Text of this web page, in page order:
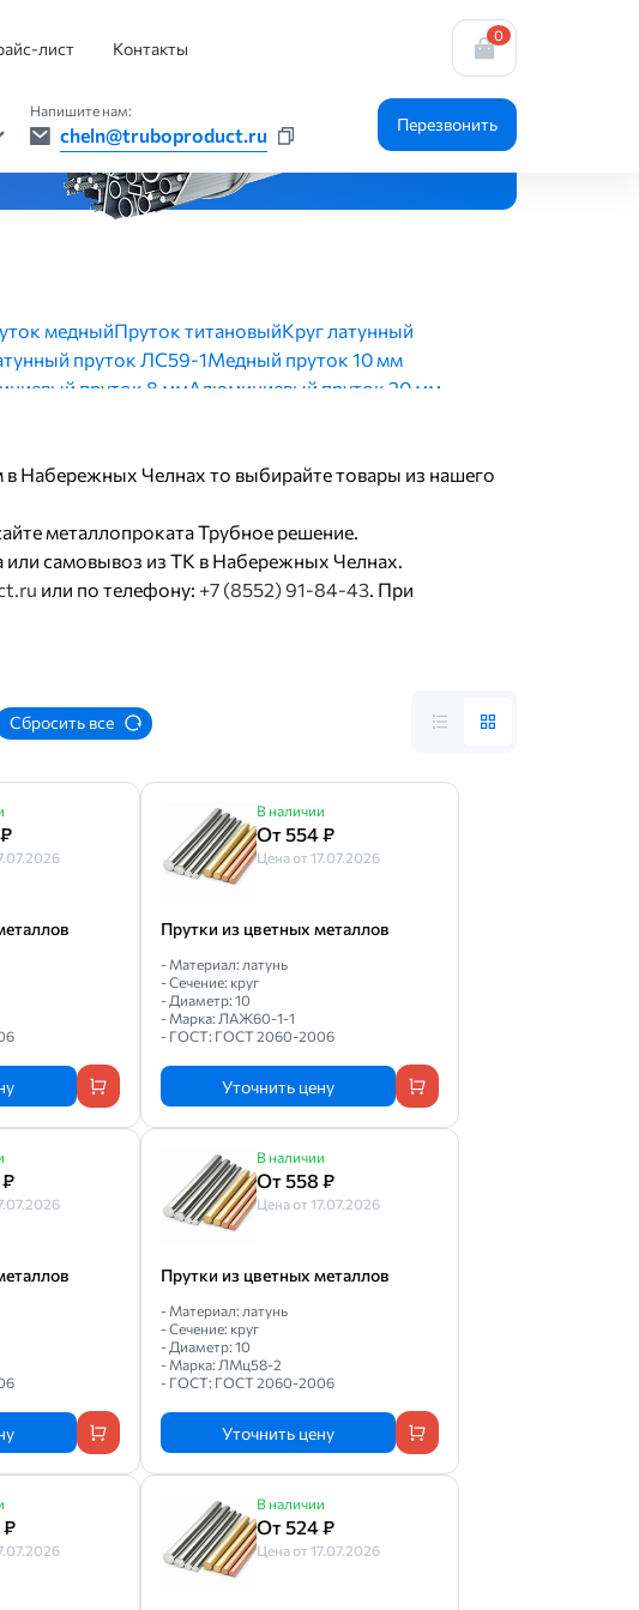
лист Контакты
0
Напишите нам:
cheln@truboproduct.ru Перезвонить
10 мм
медныйПруток титановыйКруг латунный
пруток ЛС59-1Медный пруток 10 мм
пруток 8 ммАлюминиевый пруток 20 мм
в Набережных Челнах то выбирайте товары из нашего
металлопроката Трубное решение.
или самовывоз из ТК в Набережных Челнах.
или по телефону: +7 (8552) 91-84-43. При
Сбросить все
В наличии
От 554 ₽
Цена от 17.07.2026
Прутки из цветных металлов
- Материал: латунь
- Сечение: круг
- Диаметр: 10
- Марка: ЛАЖ60-1-1
- ГОСТ: ГОСТ 2060-2006
Уточнить цену
В наличии
От 558 ₽
Цена от 17.07.2026
Прутки из цветных металлов
- Материал: латунь
- Сечение: круг
- Диаметр: 10
- Марка: ЛМц58-2
- ГОСТ: ГОСТ 2060-2006
Уточнить цену
₽
В наличии
От 524 ₽
Цена от 17.07.2026